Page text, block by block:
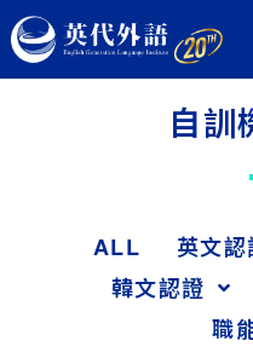
自訓
ALL 英文認
韓文認證
職